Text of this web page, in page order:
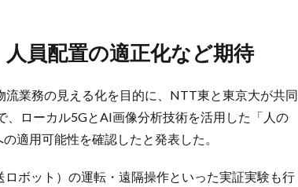
人員配置の適正化など期待
業務の見える化を目的に、NTT東と東京大が共同
ローカル5GとAI画像分析技術を活用した「人の
適用可能性を確認したと発表した。
ボット）の運転・遠隔操作といった実証実験も行